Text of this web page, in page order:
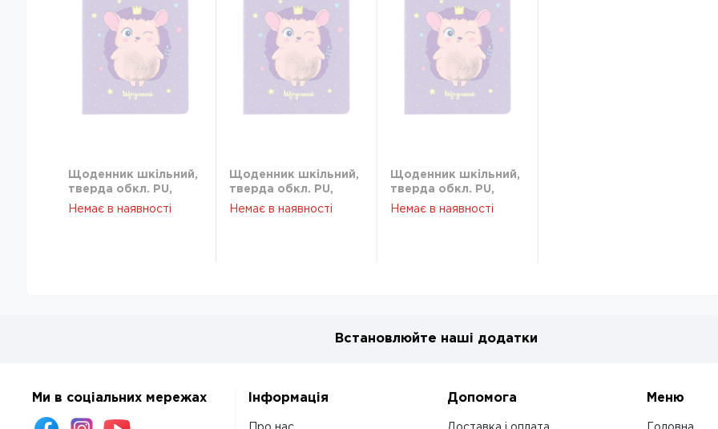
Щоденник шкільний,
тверда обкл. PU,
Purple hedgehog K22-
Немає в наявності
Щоденник шкільний,
тверда обкл. PU,
Purple hedgehog K22-
Немає в наявності
Щоденник шкільний,
тверда обкл. PU,
Purple hedgehog K22-
Немає в наявності
Встановлюйте наші додатки
Ми в соціальних мережах Інформація Допомога Меню